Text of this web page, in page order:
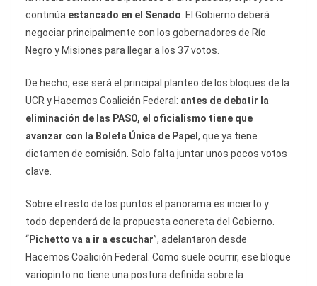
continúa estancado en el Senado. El Gobierno deberá
negociar principalmente con los gobernadores de Río
Negro y Misiones para llegar a los 37 votos.
De hecho, ese será el principal planteo de los bloques de la
UCR y Hacemos Coalición Federal: antes de debatir la
eliminación de las PASO, el oficialismo tiene que
avanzar con la Boleta Única de Papel , que ya tiene
dictamen de comisión. Solo falta juntar unos pocos votos
clave.
Sobre el resto de los puntos el panorama es incierto y
todo dependerá de la propuesta concreta del Gobierno.
“Pichetto va a ir a escuchar”, adelantaron desde
Hacemos Coalición Federal. Como suele ocurrir, ese bloque
variopinto no tiene una postura definida sobre la